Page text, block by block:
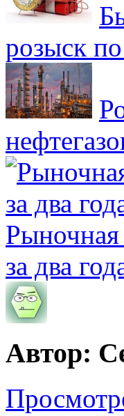
розыск
Рыночная
за два
Автор: